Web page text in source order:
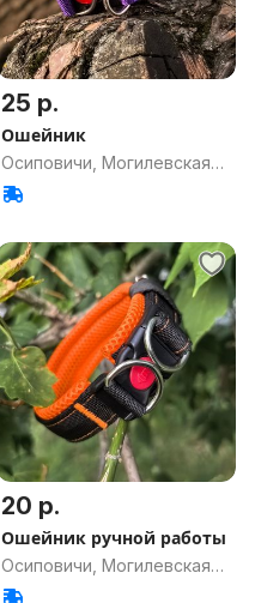
25 р.
Ошейник
Осиповичи, Могилевская
обл.
20 р.
Ошейник ручной работы
Осиповичи, Могилевская
обл.